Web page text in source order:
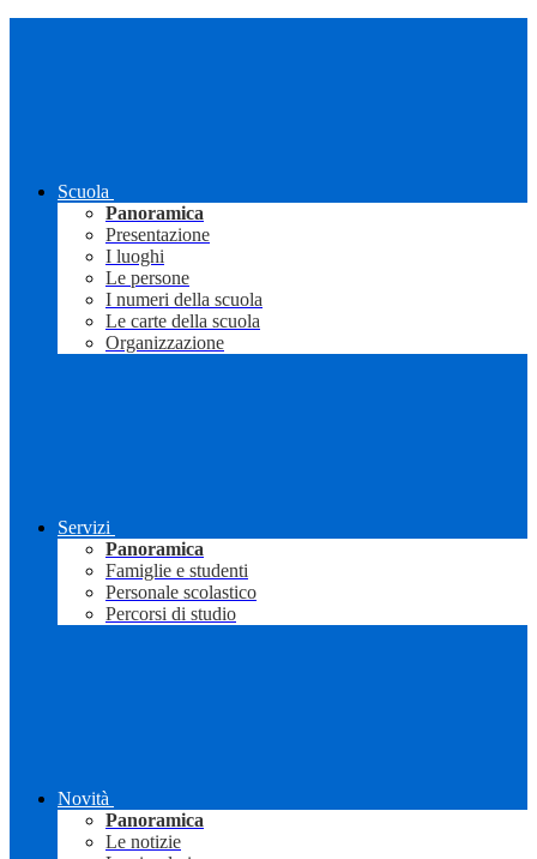
Scuola
Panoramica
Presentazione
I luoghi
Le persone
I numeri della scuola
Le carte della scuola
Organizzazione
Servizi
Panoramica
Famiglie e studenti
Personale scolastico
Percorsi di studio
Novità
Panoramica
Le notizie